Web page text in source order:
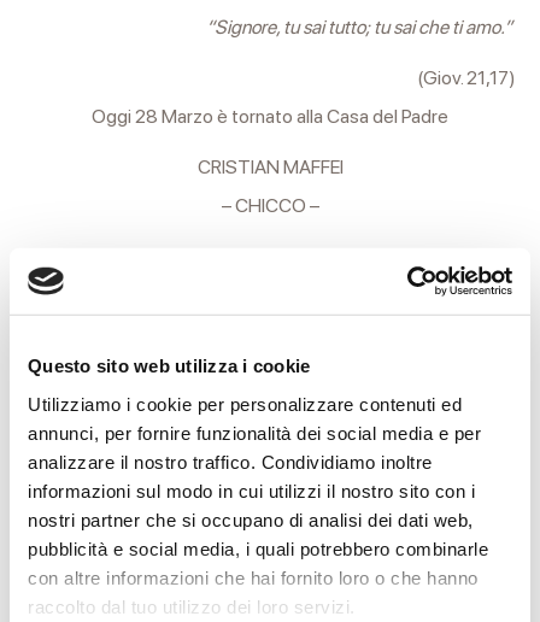
Questo sito web utilizza i cookie
Utilizziamo i cookie per personalizzare contenuti ed
annunci, per fornire funzionalità dei social media e per
analizzare il nostro traffico. Condividiamo inoltre
informazioni sul modo in cui utilizzi il nostro sito con i
nostri partner che si occupano di analisi dei dati web,
pubblicità e social media, i quali potrebbero combinarle
con altre informazioni che hai fornito loro o che hanno
raccolto dal tuo utilizzo dei loro servizi.
“Signore, tu sai tutto; tu sai che ti amo.”
(Giov. 21,17)
Oggi 28 Marzo è tornato alla Casa del Padre
CRISTIAN MAFFEI
– CHICCO –
I funerali si svolgeranno Lunedì 30 Marzo partendo alle ore
14.30 dall’abitazione di Via Gorizia, 21 per la Chiesa
parrocchiale di Regina Pacis, indi al cimitero Nuovo di
Coviolo.
Si ringraziano anticipatamente coloro che interverranno alla